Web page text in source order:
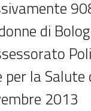
di
la Salute
2013